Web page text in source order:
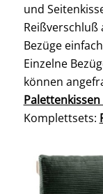
und
Reißverschluß
Bezüge
Einzelne
können
Komplettsets: